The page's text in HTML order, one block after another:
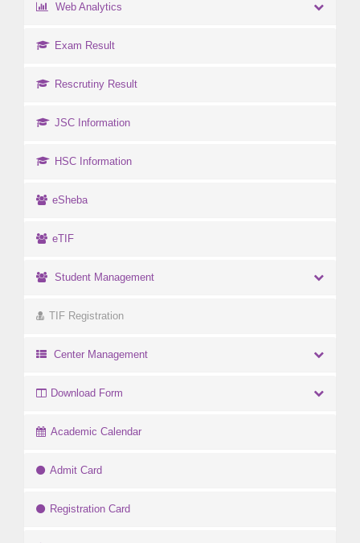
Web Analytics
Exam Result
Rescrutiny Result
JSC Information
HSC Information
eSheba
eTIF
Student Management
TIF Registration
Center Management
Download Form
Academic Calendar
Admit Card
Registration Card